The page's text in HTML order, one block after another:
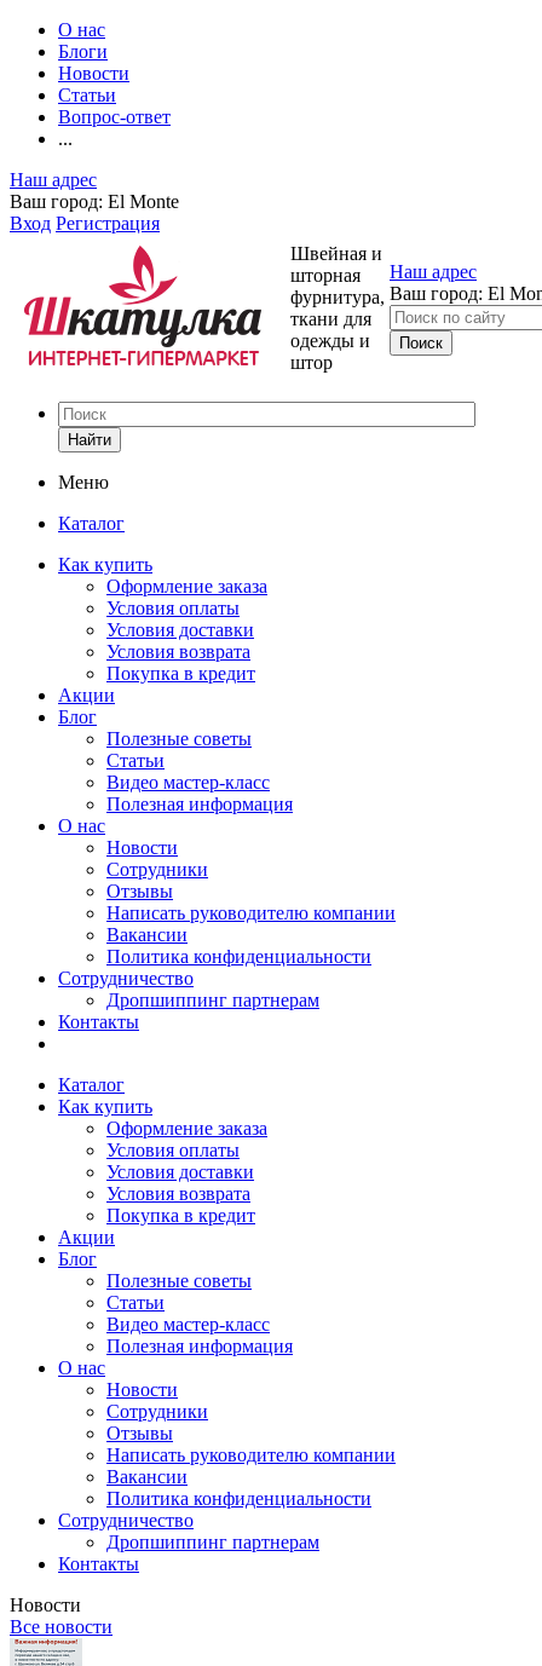
О нас
Блоги
Новости
Статьи
Вопрос-ответ
...
Наш адрес
Ваш город: El Monte
Вход Регистрация
Швейная и
шторная
фурнитура,
ткани для
одежды и
штор
Наш адрес
Ваш город: El
Найти
Меню
Каталог
Как купить
Оформление заказа
Условия оплаты
Условия доставки
Условия возврата
Покупка в кредит
Акции
Блог
Полезные советы
Статьи
Видео мастер-класс
Полезная информация
О нас
Новости
Сотрудники
Отзывы
Написать руководителю компании
Вакансии
Политика конфиденциальности
Сотрудничество
Дропшиппинг партнерам
Контакты
Каталог
Как купить
Оформление заказа
Условия оплаты
Условия доставки
Условия возврата
Покупка в кредит
Акции
Блог
Полезные советы
Статьи
Видео мастер-класс
Полезная информация
О нас
Новости
Сотрудники
Отзывы
Написать руководителю компании
Вакансии
Политика конфиденциальности
Сотрудничество
Дропшиппинг партнерам
Контакты
Новости
Все новости